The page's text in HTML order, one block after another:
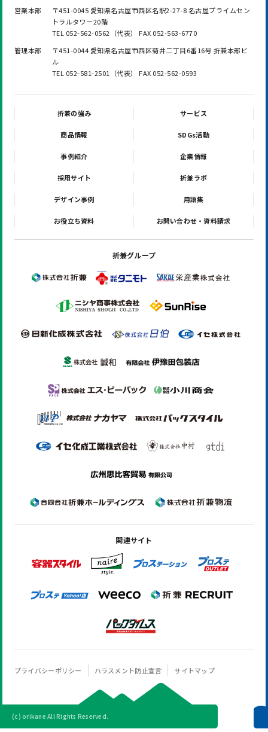
営業本部
〒451-0045 愛知県名古屋市西区名駅2-27-8 名古屋プライムセン
トラルタワー20階
TEL 052-562-0562（代表） FAX 052-563-6770
管理本部
〒451-0044 愛知県名古屋市西区菊井二丁目6番16号 折兼本部ビ
ル
TEL 052-581-2501（代表） FAX 052-562-0593
折兼の強み サービス
商品情報 SDGs活動
事例紹介 企業情報
採用サイト 折兼ラボ
デザイン事例 用語集
お役立ち資料 お問い合わせ・資料請求
折兼グループ
関連サイト
プライバシーポリシー ハラスメント防止宣言 サイトマップ
(c) orikane All Rights Reserved.